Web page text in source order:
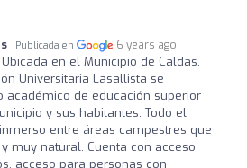
Publicada en 6 years ago
Ubicada en el Municipio de Caldas,
Universitaria Lasallista se
académico de educación superior
y sus habitantes. Todo el
entre áreas campestres que
muy natural. Cuenta con acceso
acceso para personas con